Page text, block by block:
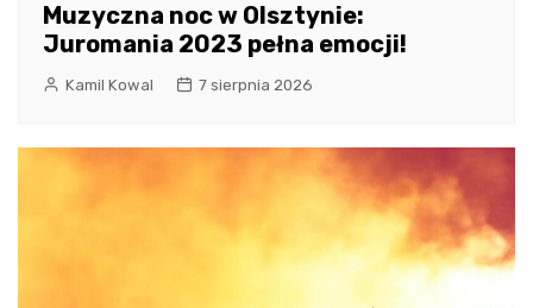
Muzyczna noc w Olsztynie:
Juromania 2023 pełna emocji!
Kamil Kowal 7 sierpnia 2026